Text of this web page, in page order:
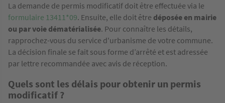
La demande de permis modificatif doit être effectuée via le
formulaire 13411*09. Ensuite, elle doit être déposée en mairie
ou par voie dématérialisée. Pour connaître les détails,
rapprochez-vous du service d'urbanisme de votre commune.
La décision finale se fait sous forme d’arrêté et est adressée
par lettre recommandée avec avis de réception.
Quels sont les délais pour obtenir un permis
modificatif ?